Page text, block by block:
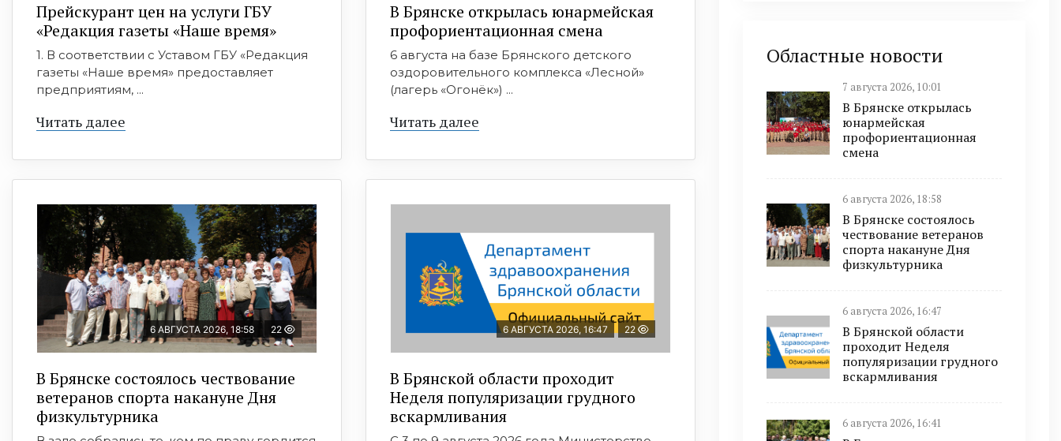
Прейскурант цен на услуги ГБУ
«Редакция газеты «Наше время»
1. В соответствии с Уставом ГБУ «Редакция
газеты «Наше время» предоставляет
предприятиям, ...
Читать далее
В Брянске открылась юнармейская
профориентационная смена
6 августа на базе Брянского детского
оздоровительного комплекса «Лесной»
(лагерь «Огонёк») ...
Читать далее
6 АВГУСТА 2026, 18:58 22
В Брянске состоялось чествование
ветеранов спорта накануне Дня
физкультурника
6 АВГУСТА 2026, 16:47 22
В Брянской области проходит
Неделя популяризации грудного
вскармливания
Областные новости
7 августа 2026, 10:01
В Брянске открылась
юнармейская
профориентационная
смена
6 августа 2026, 18:58
В Брянске состоялось
чествование ветеранов
спорта накануне Дня
физкультурника
6 августа 2026, 16:47
В Брянской области
проходит Неделя
популяризации грудного
вскармливания
6 августа 2026, 16:41